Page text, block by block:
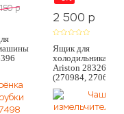
p
2 500 p
Ящик для
холодильника
Ariston 283262
(270984, 270613)